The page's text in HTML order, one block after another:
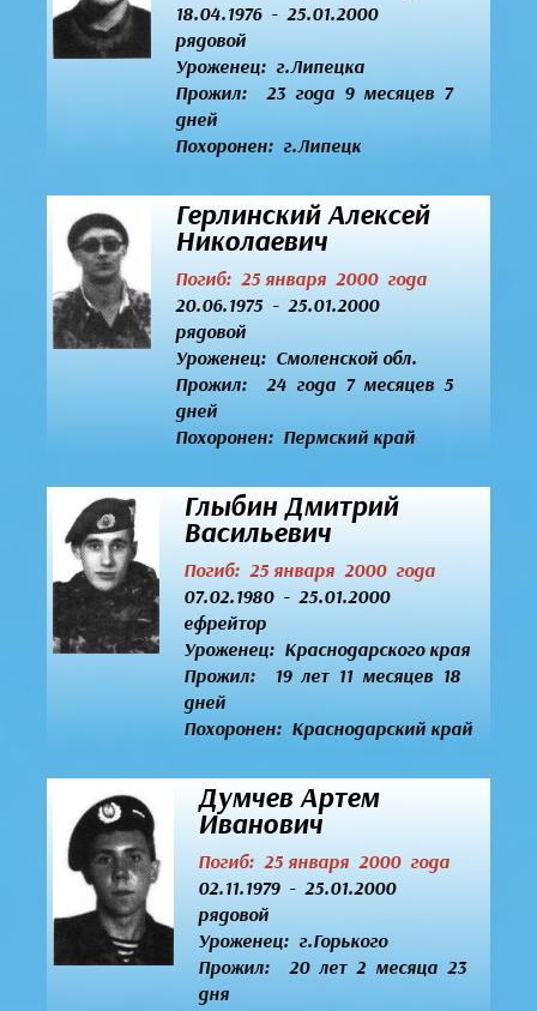
18.04.1976 - 25.01.2000
рядовой
Уроженец:г.Липецка
Прожил: 23 года 9 месяцев 7
дней
Похоронен: г.Липецк
Герлинский Алексей
Николаевич
Погиб: 25 января 2000 года
20.06.1975 - 25.01.2000
рядовой
Уроженец: Смоленской обл.
Прожил: 24 года 7 месяцев 5
дней
Похоронен: Пермский край
Глыбин Дмитрий
Васильевич
Погиб: 25 января 2000 года
07.02.1980 - 25.01.2000
ефрейтор
Уроженец: Краснодарского края
Прожил: 19 лет 11 месяцев 18
дней
Похоронен: Краснодарский край
Думчев Артем
Иванович
Погиб: 25 января 2000 года
02.11.1979 - 25.01.2000
рядовой
Уроженец:г.Горького
Прожил: 20 лет 2 месяца 23
дня